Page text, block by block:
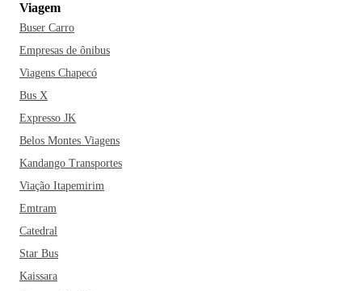
Viagem
Buser Carro
Empresas de ônibus
Viagens Chapecó
Bus X
Expresso JK
Belos Montes Viagens
Kandango Transportes
Viação Itapemirim
Emtram
Catedral
Star Bus
Kaissara